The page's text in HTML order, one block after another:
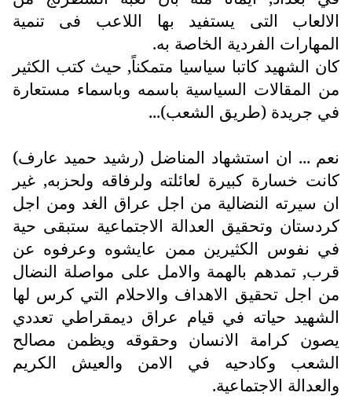
الالعاب التى يستفيد بها اللاعب فى تنمية
المهارات الفردية الخاصة به.
كان الشهيد كاتبا سياسيا متمكناً, حيث كتب الكثير
من المقالات السياسية باسمه وباسماء مستعارة
في جريدة (طريق الشعب)...
نعم ... ان استشهاد المناضل (رشيد حميد عارف)
كانت خسارة كبيرة لعائلته ولرفاقه ولحزبه, غير
ان سيرته النضالية من اجل عراق الغد ومن اجل
كردستان وتحقيق العدالة الاجتماعية ستبقى حية
في نفوس الكثيرين ممن عايشوه وعرفوه عن
قرب, تمدهم بالهمة والامل على مواصلة النضال
من اجل تحقيق الاهداف والاحلام التي كرس لها
الشهيد حياته في قيام عراق ديمقراطي تعددي
يصون كرامة الانسان وحقوقه ويظمن مصالح
الشعب وكادحيه في الامن والعيش الكريم
والعدالة الاجتماعية.